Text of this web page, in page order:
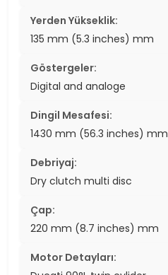
Yerden Yükseklik:
135 mm (5.3 inches) mm
Göstergeler:
Digital and analoge
Dingil Mesafesi:
1430 mm (56.3 inches) mm
Debriyaj:
Dry clutch multi disc
Çap:
220 mm (8.7 inches) mm
Motor Detayları: